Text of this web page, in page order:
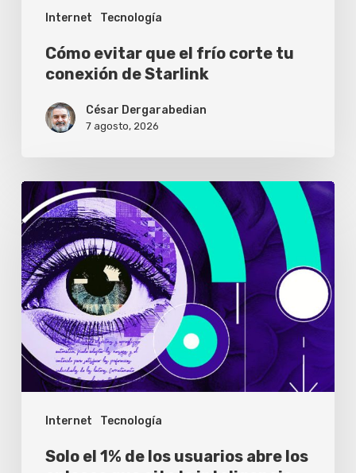
Internet Tecnología
Starlink
Cómo evitar que el frío corte tu
conexión de Starlink
César Dergarabedian
7 agosto, 2026
Internet Tecnología
Solo
el
1%
de
los
usuarios
abre
los
enlaces
Solo el 1% de los usuarios abre los